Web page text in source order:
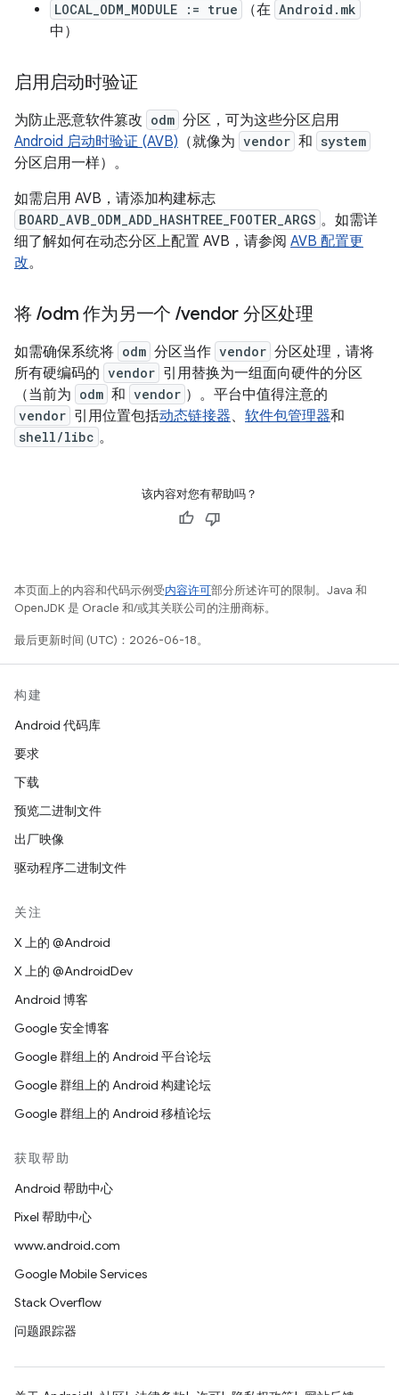
LOCAL_ODM_MODULE := true （在 Android.mk
中）
启用启动时验证
为防止恶意软件篡改 odm 分区，可为这些分区启用
Android 启动时验证 (AVB) （就像为 vendor 和 system
分区启用一样）。
如需启用 AVB，请添加构建标志
BOARD_AVB_ODM_ADD_HASHTREE_FOOTER_ARGS 。如需详
细了解如何在动态分区上配置 AVB，请参阅 AVB 配置更
改。
将 /odm 作为另一个 /vendor 分区处理
如需确保系统将 odm 分区当作 vendor 分区处理，请将
所有硬编码的 vendor 引用替换为一组面向硬件的分区
（当前为 odm 和 vendor ）。平台中值得注意的
vendor 引用位置包括动态链接器、 软件包管理器和
shell/libc 。
该内容对您有帮助吗？
本页面上的内容和代码示例受内容许可部分所述许可的限制。Java 和
OpenJDK 是 Oracle 和/或其关联公司的注册商标。
最后更新时间 (UTC)：2026-06-18。
构建
Android 代码库
要求
下载
预览二进制文件
出厂映像
驱动程序二进制文件
关注
X 上的 @Android
X 上的 @AndroidDev
Android 博客
Google 安全博客
Google 群组上的 Android 平台论坛
Google 群组上的 Android 构建论坛
Google 群组上的 Android 移植论坛
获取帮助
Android 帮助中心
Pixel 帮助中心
www.android.com
Google Mobile Services
Stack Overflow
问题跟踪器